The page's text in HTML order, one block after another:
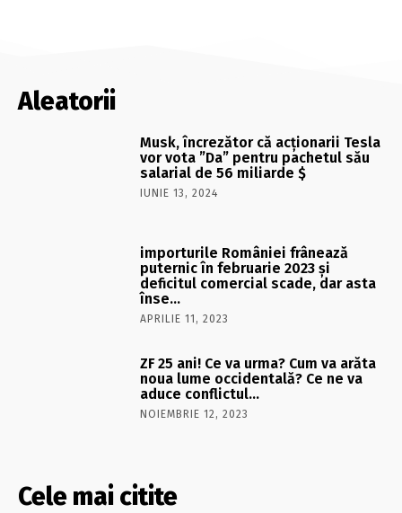
Aleatorii
Musk, încrezător că acționarii Tesla
vor vota ”Da” pentru pachetul său
salarial de 56 miliarde $
IUNIE 13, 2024
importurile României frânează
puternic în februarie 2023 şi
deficitul comercial scade, dar asta
înse…
APRILIE 11, 2023
ZF 25 ani! Ce va urma? Cum va arăta
noua lume occidentală? Ce ne va
aduce conflictul…
NOIEMBRIE 12, 2023
Cele mai citite